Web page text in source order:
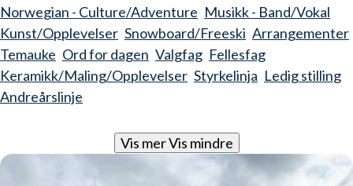
Norwegian - Culture/Adventure Musikk - Band/Vokal
Kunst/Opplevelser Snowboard/Freeski Arrangementer
Temauke Ord for dagen Valgfag Fellesfag
Keramikk/Maling/Opplevelser Styrkelinja Ledig stilling
Andreårslinje
Vis merVis mindre